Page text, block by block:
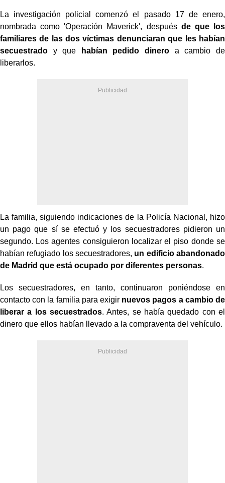
La investigación policial comenzó el pasado 17 de enero,
nombrada como 'Operación Maverick', después de que los
familiares de las dos víctimas denunciaran que les habían
secuestrado y que habían pedido dinero a cambio de
liberarlos.
La familia, siguiendo indicaciones de la Policía Nacional, hizo
un pago que sí se efectuó y los secuestradores pidieron un
segundo. Los agentes consiguieron localizar el piso donde se
habían refugiado los secuestradores, un edificio abandonado
de Madrid que está ocupado por diferentes personas.
Los secuestradores, en tanto, continuaron poniéndose en
contacto con la familia para exigir nuevos pagos a cambio de
liberar a los secuestrados. Antes, se había quedado con el
dinero que ellos habían llevado a la compraventa del vehículo.